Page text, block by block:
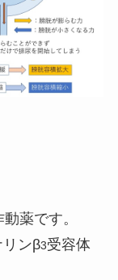
薬です。
リンβ3受容体